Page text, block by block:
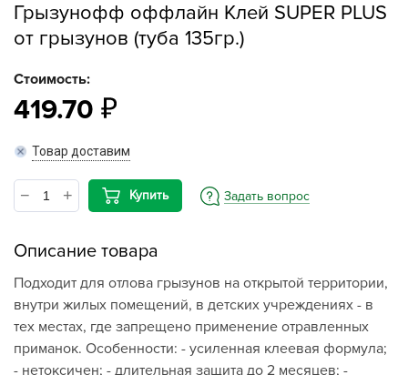
Грызунофф оффлайн Клей SUPER PLUS
от грызунов (туба 135гр.)
Стоимость:
419.70
Товар доставим
Купить Задать вопрос
Описание товара
Подходит для отлова грызунов на открытой территории,
внутри жилых помещений, в детских учреждениях - в
тех местах, где запрещено применение отравленных
приманок. Особенности: - усиленная клеевая формула;
- нетоксичен; - длительная защита до 2 месяцев; -